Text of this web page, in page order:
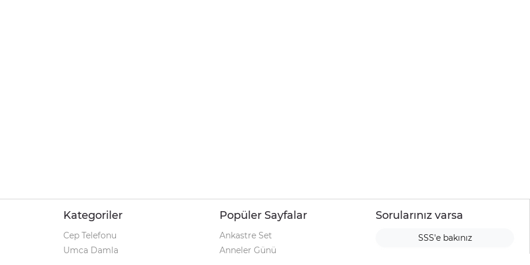
Kategoriler
Cep Telefonu
Umca Damla
Popüler Sayfalar
Ankastre Set
Anneler Günü
Sorularınız varsa
SSS'e bakınız